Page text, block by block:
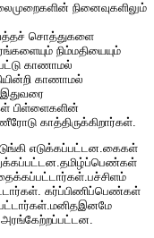
நினைவுகளிலும்
சொத்துகளை
நிம்மதியையும்
காணாமல்
காணாமல்
பிள்ளைகளின்
காத்திருக்கிறார்கள்.
எடுக்கப்பட்டன.கைகள்
கர்ப்பிணிப்பெண்கள்